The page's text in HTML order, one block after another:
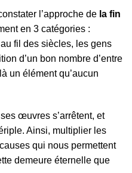
l’approche de la fin
en 3 catégories :
fil des siècles, les gens
d’un bon nombre d’entre
un élément qu’aucun
œuvres s’arrêtent, et
Ainsi, multiplier les
qui nous permettent
demeure éternelle que